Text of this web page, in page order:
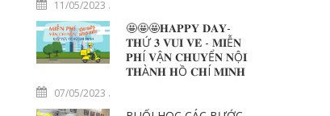
11/05/2023 .
🤩🤩🤩𝐇𝐀𝐏𝐏𝐘 𝐃𝐀𝐘-
𝐓𝐇Ứ 𝟑 𝐕𝐔𝐈 𝐕𝐄̉ - 𝐌𝐈Ễ𝐍
𝐏𝐇Í 𝐕Ậ𝐍 𝐂𝐇𝐔𝐘Ể𝐍 𝐍Ộ𝐈
𝐓𝐇À𝐍𝐇 𝐇Ồ 𝐂𝐇Í 𝐌𝐈𝐍𝐇
07/05/2023 .